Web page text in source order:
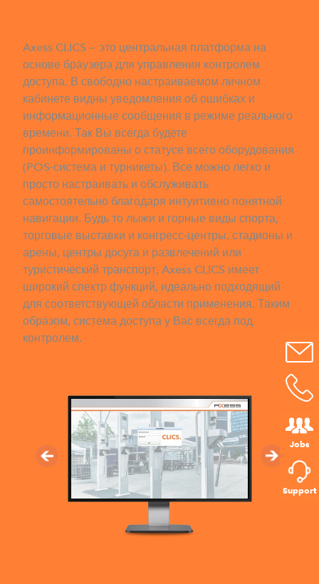
Jobs
Support
Axess CLICS — это центральная платформа на
основе браузера для управления контролем
доступа. В свободно настраиваемом личном
кабинете видны уведомления об ошибках и
информационные сообщения в режиме реального
времени. Так Вы всегда будете
проинформированы о статусе всего оборудования
(POS-система и турникеты). Все можно легко и
просто настраивать и обслуживать
самостоятельно благодаря интуитивно понятной
навигации. Будь то лыжи и горные виды спорта,
торговые выставки и конгресс-центры, стадионы и
арены, центры досуга и развлечений или
туристический транспорт, Axess CLICS имеет
широкий спектр функций, идеально подходящий
для соответствующей области применения. Таким
образом, система доступа у Вас всегда под
контролем.